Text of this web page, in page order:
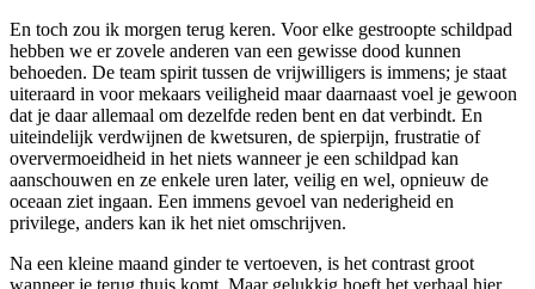
En toch zou ik morgen terug keren. Voor elke gestroopte schildpad
hebben we er zovele anderen van een gewisse dood kunnen
behoeden. De team spirit tussen de vrijwilligers is immens; je staat
uiteraard in voor mekaars veiligheid maar daarnaast voel je gewoon
dat je daar allemaal om dezelfde reden bent en dat verbindt. En
uiteindelijk verdwijnen de kwetsuren, de spierpijn, frustratie of
oververmoeidheid in het niets wanneer je een schildpad kan
aanschouwen en ze enkele uren later, veilig en wel, opnieuw de
oceaan ziet ingaan. Een immens gevoel van nederigheid en
privilege, anders kan ik het niet omschrijven.
Na een kleine maand ginder te vertoeven, is het contrast groot
wanneer je terug thuis komt. Maar gelukkig hoeft het verhaal hier